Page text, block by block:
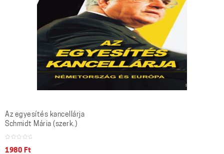
Az egyesítés kancellárja
Schmidt Mária (szerk.)
1980 Ft